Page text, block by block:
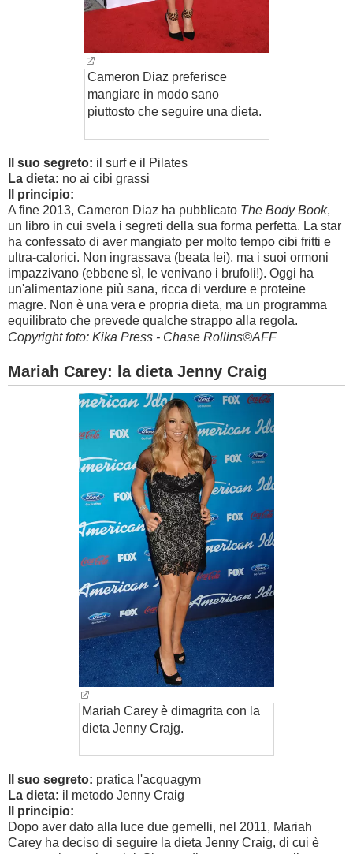
Cameron Diaz preferisce
mangiare in modo sano
piuttosto che seguire una dieta.
Il suo segreto: il surf e il Pilates
La dieta: no ai cibi grassi
Il principio:
A fine 2013, Cameron Diaz ha pubblicato The Body Book,
un libro in cui svela i segreti della sua forma perfetta. La star
ha confessato di aver mangiato per molto tempo cibi fritti e
ultra-calorici. Non ingrassava (beata lei), ma i suoi ormoni
impazzivano (ebbene sì, le venivano i brufoli!). Oggi ha
un'alimentazione più sana, ricca di verdure e proteine
magre. Non è una vera e propria dieta, ma un programma
equilibrato che prevede qualche strappo alla regola.
Copyright foto: Kika Press - Chase Rollins©AFF
Mariah Carey: la dieta Jenny Craig
Mariah Carey è dimagrita con la
dieta Jenny Crajg.
Il suo segreto: pratica l'acquagym
La dieta: il metodo Jenny Craig
Il principio:
Dopo aver dato alla luce due gemelli, nel 2011, Mariah
Carey ha deciso di seguire la dieta Jenny Craig, di cui è